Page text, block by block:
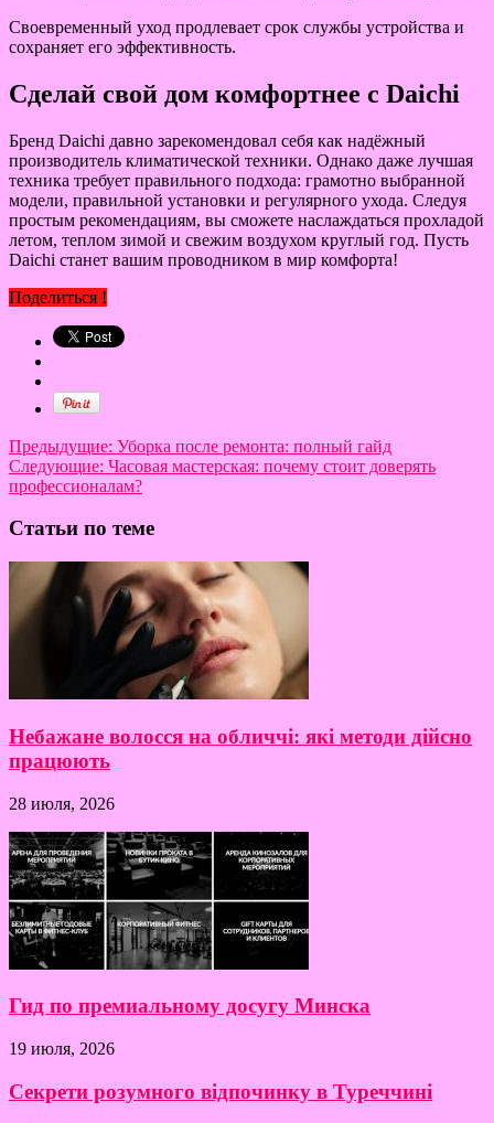
Своевременный уход продлевает срок службы устройства и
сохраняет его эффективность.
Сделай свой дом комфортнее с Daichi
Бренд Daichi давно зарекомендовал себя как надёжный
производитель климатической техники. Однако даже лучшая
техника требует правильного подхода: грамотно выбранной
модели, правильной установки и регулярного ухода. Следуя
простым рекомендациям, вы сможете наслаждаться прохладой
летом, теплом зимой и свежим воздухом круглый год. Пусть
Daichi станет вашим проводником в мир комфорта!
Поделиться !
Предыдущие: Уборка после ремонта: полный гайд
Следующие: Часовая мастерская: почему стоит доверять
профессионалам?
Статьи по теме
Небажане волосся на обличчі: які методи дійсно
працюють
28 июля, 2026
Гид по премиальному досугу Минска
19 июля, 2026
Секрети розумного відпочинку в Туреччині